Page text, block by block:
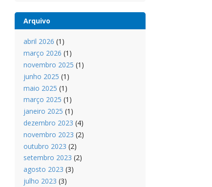
Arquivo
abril 2026 (1)
março 2026 (1)
novembro 2025 (1)
junho 2025 (1)
maio 2025 (1)
março 2025 (1)
janeiro 2025 (1)
dezembro 2023 (4)
novembro 2023 (2)
outubro 2023 (2)
setembro 2023 (2)
agosto 2023 (3)
julho 2023 (3)